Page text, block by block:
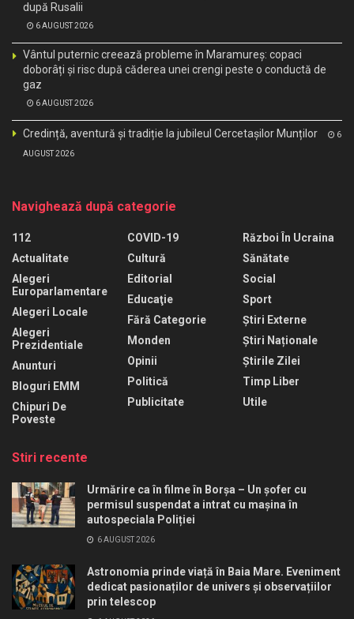
după Rusalii
6 AUGUST 2026
Vântul puternic creează probleme în Maramureș: copaci
doborâți și risc după căderea unei crengi peste o conductă de
gaz
6 AUGUST 2026
Credință, aventură și tradiție la jubileul Cercetașilor Munților 6
AUGUST 2026
Navighează după categorie
112
Actualitate
Alegeri
Europarlamentare
Alegeri Locale
Alegeri
Prezidentiale
Anunturi
Bloguri EMM
Chipuri De
Poveste
COVID-19
Cultură
Editorial
Educaţie
Fără Categorie
Monden
Opinii
Politică
Publicitate
Război În Ucraina
Sănătate
Social
Sport
Știri Externe
Știri Naționale
Știrile Zilei
Timp Liber
Utile
Stiri recente
Urmărire ca în filme în Borșa – Un șofer cu
permisul suspendat a intrat cu mașina în
autospeciala Poliției
6 AUGUST 2026
Astronomia prinde viață în Baia Mare. Eveniment
dedicat pasionaților de univers și observațiilor
prin telescop